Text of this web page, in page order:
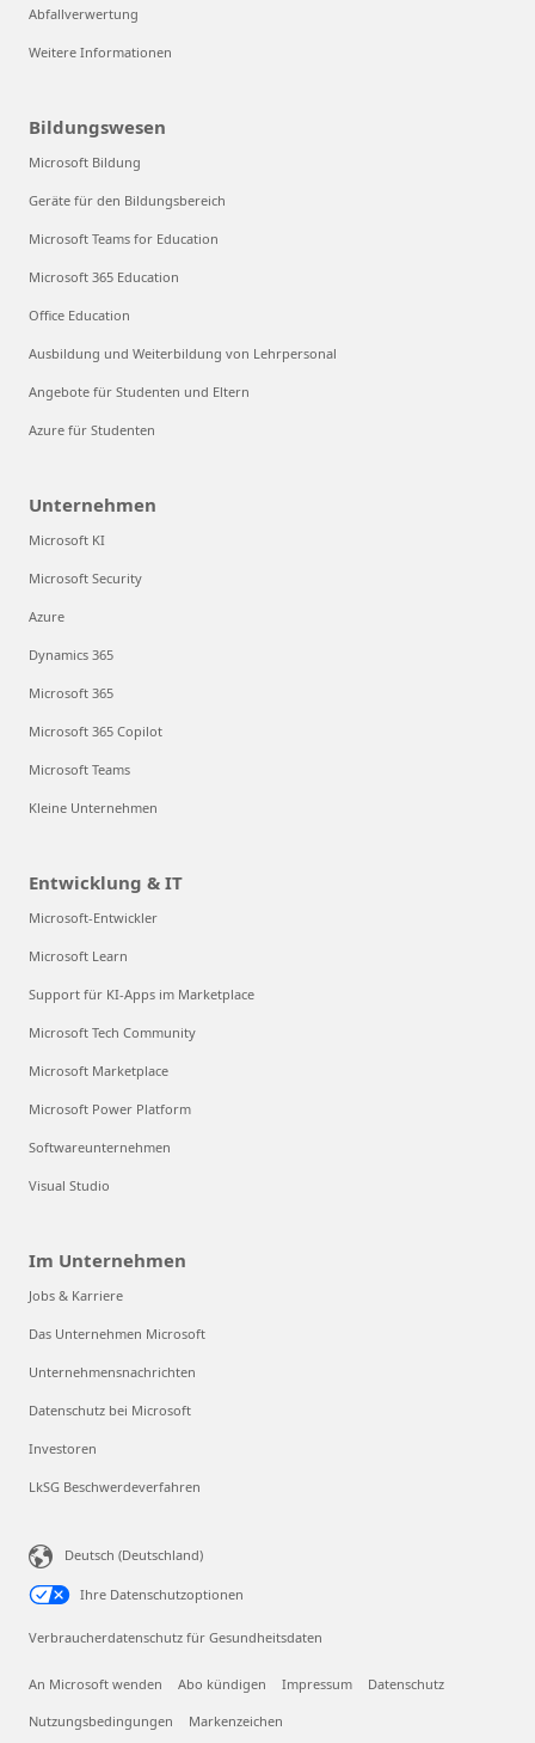
Abfallverwertung
Weitere Informationen
Bildungswesen
Microsoft Bildung
Geräte für den Bildungsbereich
Microsoft Teams for Education
Microsoft 365 Education
Office Education
Ausbildung und Weiterbildung von Lehrpersonal
Angebote für Studenten und Eltern
Azure für Studenten
Unternehmen
Microsoft KI
Microsoft Security
Azure
Dynamics 365
Microsoft 365
Microsoft 365 Copilot
Microsoft Teams
Kleine Unternehmen
Entwicklung & IT
Microsoft-Entwickler
Microsoft Learn
Support für KI-Apps im Marketplace
Microsoft Tech Community
Microsoft Marketplace
Microsoft Power Platform
Softwareunternehmen
Visual Studio
Im Unternehmen
Jobs & Karriere
Das Unternehmen Microsoft
Unternehmensnachrichten
Datenschutz bei Microsoft
Investoren
LkSG Beschwerdeverfahren
Deutsch (Deutschland)
Ihre Datenschutzoptionen
Verbraucherdatenschutz für Gesundheitsdaten
An Microsoft wenden Abo kündigen Impressum Datenschutz
Nutzungsbedingungen Markenzeichen